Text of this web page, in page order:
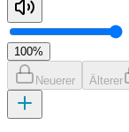
100%
Neuerer Älterer